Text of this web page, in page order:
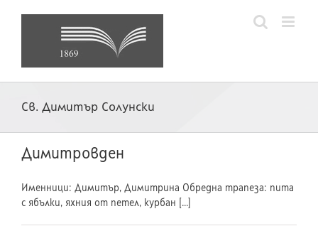
Св. Димитър Солунски
Димитровден
Именници: Димитър, Димитрина Обредна трапеза: пита
с ябълки, яхния от петел, курбан [...]